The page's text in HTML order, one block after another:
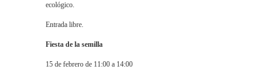
ecológico.
Entrada libre.
Fiesta de la semilla
15 de febrero de 11:00 a 14:00